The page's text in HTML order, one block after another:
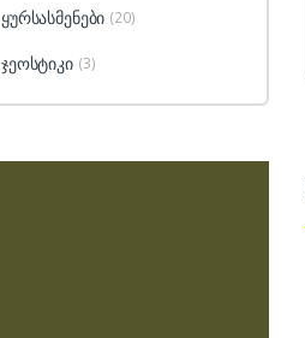
ყურსასმენები (20)
ჯეოსტიკი (3)